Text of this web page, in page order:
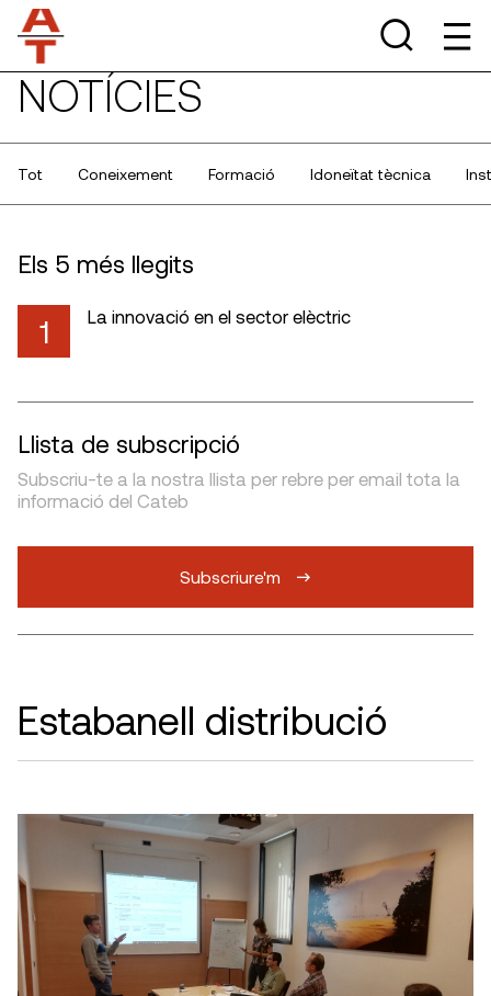
NOTÍCIES
Tot Coneixement Formació Idoneïtat tècnica
Els 5 més llegits
1 La innovació en el sector elèctric
Llista de subscripció
Subscriu-te a la nostra llista per rebre per email tota la
informació del Cateb
Subscriure'm
Estabanell distribució